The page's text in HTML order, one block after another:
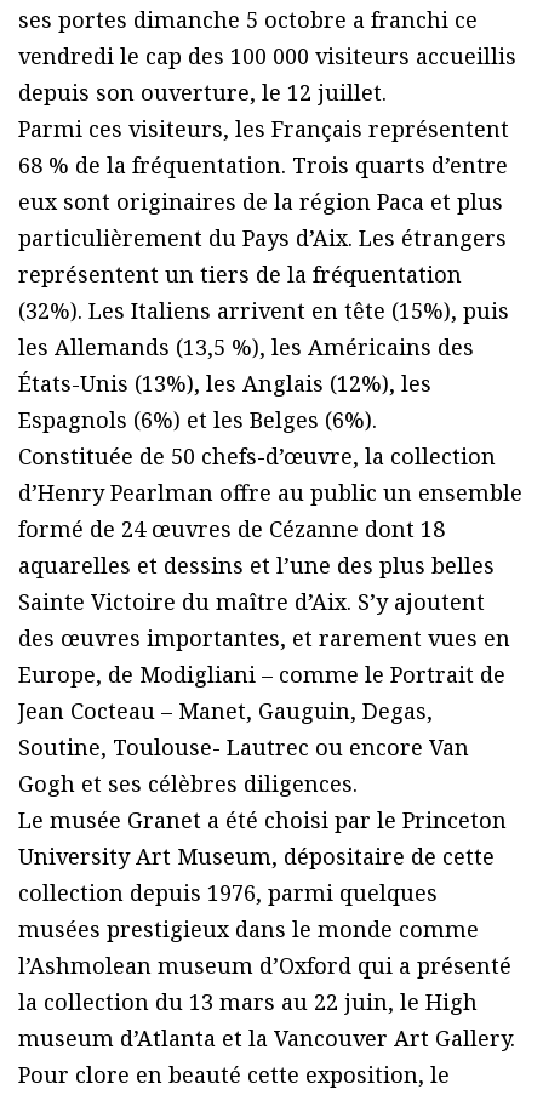
ses portes dimanche 5 octobre a franchi ce
vendredi le cap des 100 000 visiteurs accueillis
depuis son ouverture, le 12 juillet.
Parmi ces visiteurs, les Français représentent
68 % de la fréquentation. Trois quarts d’entre
eux sont originaires de la région Paca et plus
particulièrement du Pays d’Aix. Les étrangers
représentent un tiers de la fréquentation
(32%). Les Italiens arrivent en tête (15%), puis
les Allemands (13,5 %), les Américains des
États-Unis (13%), les Anglais (12%), les
Espagnols (6%) et les Belges (6%).
Constituée de 50 chefs-d’œuvre, la collection
d’Henry Pearlman offre au public un ensemble
formé de 24 œuvres de Cézanne dont 18
aquarelles et dessins et l’une des plus belles
Sainte Victoire du maître d’Aix. S’y ajoutent
des œuvres importantes, et rarement vues en
Europe, de Modigliani – comme le Portrait de
Jean Cocteau – Manet, Gauguin, Degas,
Soutine, Toulouse- Lautrec ou encore Van
Gogh et ses célèbres diligences.
Le musée Granet a été choisi par le Princeton
University Art Museum, dépositaire de cette
collection depuis 1976, parmi quelques
musées prestigieux dans le monde comme
l’Ashmolean museum d’Oxford qui a présenté
la collection du 13 mars au 22 juin, le High
museum d’Atlanta et la Vancouver Art Gallery.
Pour clore en beauté cette exposition, le